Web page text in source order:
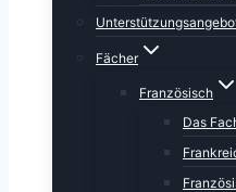
Fächer
Französisch
Das